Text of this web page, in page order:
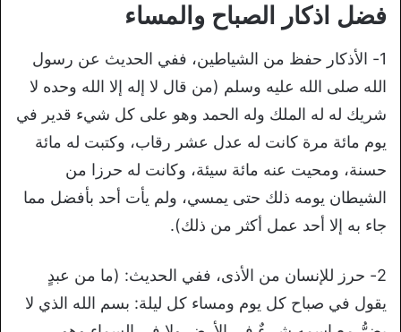
فضل اذكار الصباح والمساء
1- الأذكار حفظ من الشياطين، ففي الحديث عن رسول
الله صلى الله عليه وسلم (من قال لا إله إلا الله وحده لا
شريك له له الملك وله الحمد وهو على كل شيء قدير في
يوم مائة مرة كانت له عدل عشر رقاب، وكتبت له مائة
حسنة، ومحيت عنه مائة سيئة، وكانت له حرزا من
الشيطان يومه ذلك حتى يمسي، ولم يأت أحد بأفضل مما
جاء به إلا أحد عمل أكثر من ذلك).
2- حرز للإنسان من الأذى، ففي الحديث: (ما من عبدٍ
يقول في صباح كل يوم ومساء كل ليلة: بسم الله الذي لا